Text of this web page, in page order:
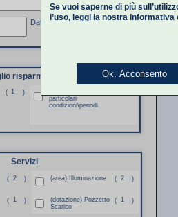
Data partenza
risparmiare
( 1 )
particolari
condizioni\periodi
Servizi
( 2 ) (area) Illuminazione ( 2 )
( 1 )
(dotazione) Pozzetto
Scarico
( 1 )
Se vuoi saperne di più
l’uso, leggi la nostra informativa
Ok. Acconsento